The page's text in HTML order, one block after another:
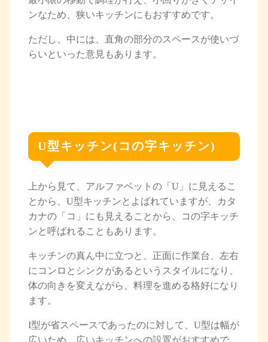
ンなため、狭いキッチンにもおすすめです。
ただし、中には、直角の部分のスペースが使いづ
らいといった意見もあります。
U型キッチン(コの字キッチン)
上から見て、アルファベットの「U」に見えるこ
とから、U型キッチンとよばれていますが、カタ
カナの「コ」にも見えることから、コの字キッチ
ンと呼ばれることもあります。
キッチンの真ん中に立つと、正面に作業台、左右
にコンロとシンクがあるというスタイルになり、
体の向きを変えながら、料理を進める格好になり
ます。
I型が省スペースであったのに対して、U型は幅が